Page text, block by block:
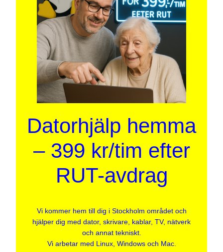
Datorhjälp hemma
– 399 kr/tim efter
RUT-avdrag
Vi kommer hem till dig i Stockholm området och
hjälper dig med dator, skrivare, kablar, TV, nätverk
och annat tekniskt.
Vi arbetar med Linux, Windows och Mac.